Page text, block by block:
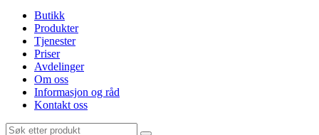
Butikk
Produkter
Tjenester
Priser
Avdelinger
Om oss
Informasjon og råd
Kontakt oss